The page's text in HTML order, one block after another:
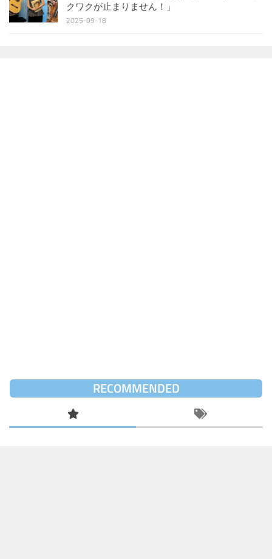
クワクが止まりません！」
2025-09-18
RECOMMENDED